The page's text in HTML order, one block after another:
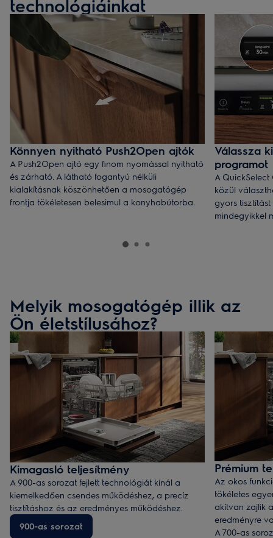
technológiáinkat
Könnyen nyitható Push2Open ajtók
A Push2Open ajtó egy finom nyomással nyitható
és zárható. A látható fogantyú nélküli
kialakításnak köszönhetően a mosogatógép
frontja tökéletesen belesimul a konyhabútorba.
Válassza
programot
A
közül
gyors
mindegyikkel
Melyik mosogatógép illik az
Ön életstílusához?
Kimagasló teljesítmény
A 900-as sorozat fejlett technológiát kínál a
kiemelkedően csendes működéshez, a precíz
tisztításhoz és az eredményes működéshez.
900-as sorozat
Prémium
Az okos
tökéletes
akítvan zajlik
eredményre
A 700-as